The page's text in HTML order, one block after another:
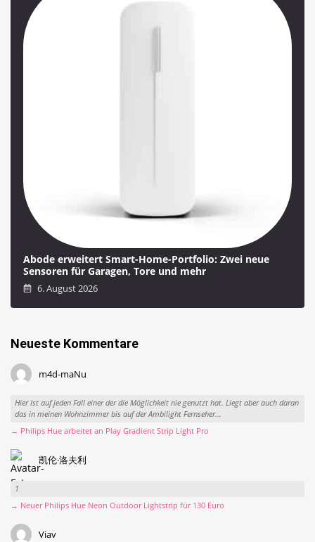
Abode erweitert Smart-Home-Portfolio: Zwei neue
Sensoren für Garagen, Tore und mehr
6. August 2026
Neueste Kommentare
m4d-maNu
Hier ist auf jeden Fall einer der die Möglichkeit nie genutzt hat. Liegt aber auch daran
das in meinen Wohnzimmer bis auf der Ambilight Fernseher...
→ Philips Hue arbeitet an Play Gradient Strip Light Pro
凯伦·洛夫利
1
→ Neuer Philips Hue Neon Outdoor Lightstrip für 130 Euro
Viav